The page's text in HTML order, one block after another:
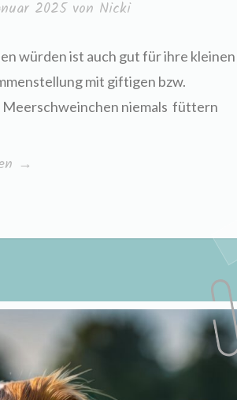
2025von Nicki
würden ist auch gut für ihre kleinen
mit giftigen bzw.
niemals füttern
→